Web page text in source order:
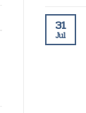
31
Jul